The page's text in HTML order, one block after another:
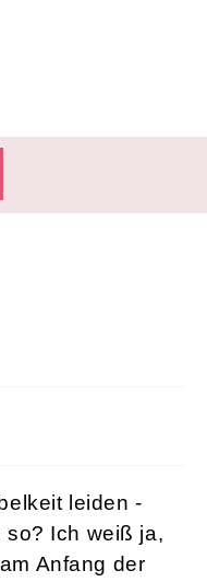
leiden -
so? Ich weiß ja,
Anfang der